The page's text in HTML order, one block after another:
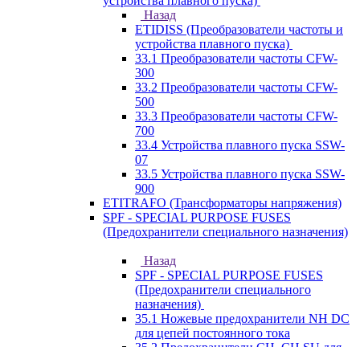
Назад
ETIDISS (Преобразователи частоты и
устройства плавного пуска)
33.1 Преобразователи частоты CFW-
300
33.2 Преобразователи частоты CFW-
500
33.3 Преобразователи частоты CFW-
700
33.4 Устройства плавного пуска SSW-
07
33.5 Устройства плавного пуска SSW-
900
ETITRAFO (Трансформаторы напряжения)
SPF - SPECIAL PURPOSE FUSES
(Предохранители специального назначения)
Назад
SPF - SPECIAL PURPOSE FUSES
(Предохранители специального
назначения)
35.1 Ножевые предохранители NH DC
для цепей постоянного тока